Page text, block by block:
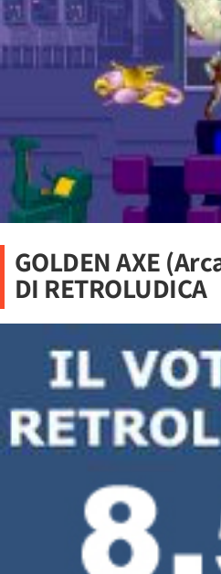
GOLDEN AXE
DI RETROLUDICA